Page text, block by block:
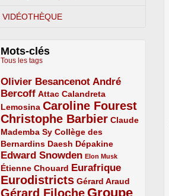
VIDÉOTHÈQUE
Mots-clés
Tous les tags
Olivier Besancenot
3/5
André
Bercoff
3/5 Attac
2/5
Calandreta
Lemosina
2/5 Caroline Fourest
4/5
Christophe Barbier
4/5
Claude
Mademba Sy
2/5
Collège des
Bernardins
2/5 Daesh
2/5 Dépakine
2/5
Edward Snowden
3/5 Elon Musk
1/5
Étienne Chouard
2/5 Eurafrique
3/5
Eurodistricts
4/5 Gérard Araud
2/5
Gérard Filoche
4/5
Groupe